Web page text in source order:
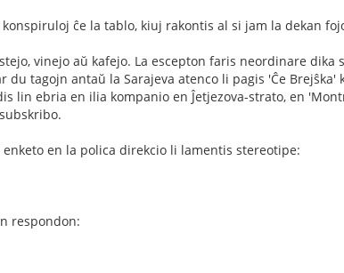
ĉe la tablo, kiuj rakontis al si jam la dekan
vinejo aŭ kafejo. La escepton faris neordinare
du tagojn antaŭ la Sarajeva atenco li pagis 'Ĉe
lin ebria en ilia kompanio en Ĵetjezova-strato, en
en la polica direkcio li lamentis stereotipe:
respondon: